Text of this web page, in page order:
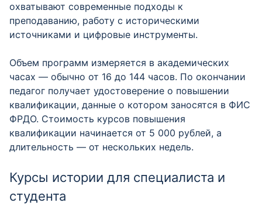
охватывают современные подходы к
преподаванию, работу с историческими
источниками и цифровые инструменты.
Объем программ измеряется в академических
часах — обычно от 16 до 144 часов. По окончании
педагог получает удостоверение о повышении
квалификации, данные о котором заносятся в ФИС
ФРДО. Стоимость курсов повышения
квалификации начинается от 5 000 рублей, а
длительность — от нескольких недель.
Курсы истории для специалиста и
студента